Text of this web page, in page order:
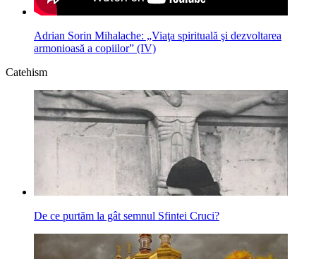
Adrian Sorin Mihalache: „Viaţa spirituală şi dezvoltarea
armonioasă a copiilor” (IV)
Catehism
De ce purtăm la gât semnul Sfintei Cruci?